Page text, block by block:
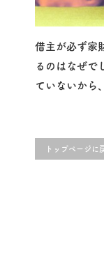
借主が必ず家
るのはなぜで
ていないから
トップページに